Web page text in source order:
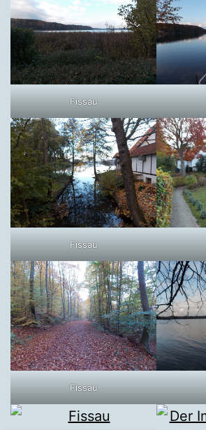
Fissau
Fissau
Fissau